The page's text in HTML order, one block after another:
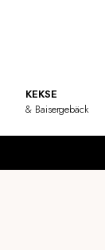
KEKSE
& Baisergebäck